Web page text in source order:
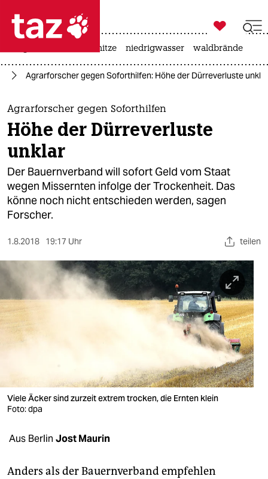
 taz zahl ich
taz zahl ich
themen
politik
öko
gesellschaft
kultur
sport
berlin
nord
wahrheit
verlag
veranstaltungen
fragen & hilfe
unterstützen

taz zahl ich
hitze niedrigwasser waldbrände
Agrarforscher gegen Soforthilfen: Höhe der Dürreverluste unklar
Agrarforscher gegen Soforthilfen
Höhe der Dürreverluste
unklar
Der Bauernverband will sofort Geld vom Staat
wegen Missernten infolge der Trockenheit. Das
könne noch nicht entschieden werden, sagen
Forscher.
1.8.2018 19:17 Uhr teilen
Viele Äcker sind zurzeit extrem trocken, die Ernten klein
Foto: dpa
Aus Berlin Jost Maurin
Anders als der Bauernverband empfehlen